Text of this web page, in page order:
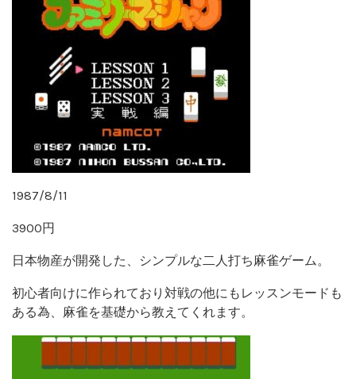
1987/8/11
3900円
日本物産が開発した、シンプルな二人打ち麻雀ゲーム。
初心者向けに作られており対戦の他にもレッスンモードも
ある為、麻雀を基礎から教えてくれます。